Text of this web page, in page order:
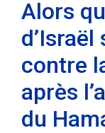
Alors
contre
après
du